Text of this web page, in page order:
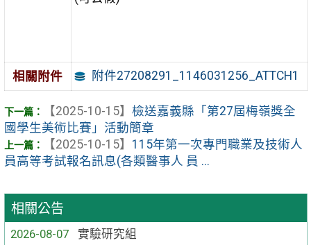
相關公告
2026-08-07
實驗研究組
相關附件 附件27208291_1146031256_ATTCH1
【2025-10-15】 檢送嘉義縣「第27屆梅嶺獎全
國學生美術比賽」活動簡章
【2025-10-15】 115年第一次專門職業及技術人
員高等考試報名訊息(各類醫事人 員 ...